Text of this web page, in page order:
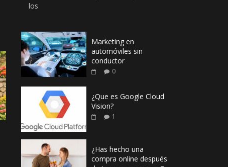
los
Marketing en
automóviles sin
conductor
0
¿Que es Google Cloud
Vision?
1
¿Has hecho una
compra online después